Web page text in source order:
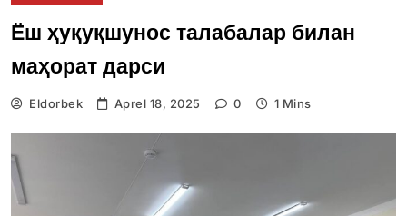
Ёш ҳуқуқшунос талабалар билан
маҳорат дарси
Eldorbek Aprel 18, 2025 0 1 Mins